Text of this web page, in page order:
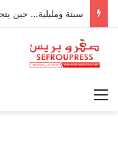
سبتة ومليلية… حين
القائمة